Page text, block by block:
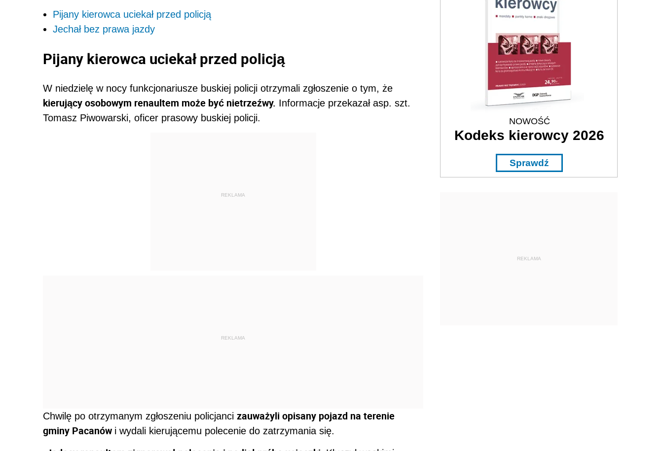
Pijany kierowca uciekał przed policją
Jechał bez prawa jazdy
Pijany kierowca uciekał przed policją
W niedzielę w nocy funkcjonariusze buskiej policji otrzymali zgłoszenie o tym, że
kierujący osobowym renaultem może być nietrzeźwy. Informacje przekazał asp. szt.
Tomasz Piwowarski, oficer prasowy buskiej policji.
REKLAMA
REKLAMA
Chwilę po otrzymanym zgłoszeniu policjanci zauważyli opisany pojazd na terenie
gminy Pacanów i wydali kierującemu polecenie do zatrzymania się.
NOWOŚĆ
Kodeks kierowcy 2026
Sprawdź
REKLAMA